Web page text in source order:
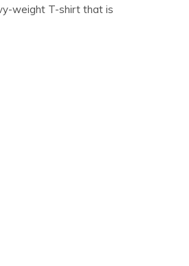
weight T-shirt that is